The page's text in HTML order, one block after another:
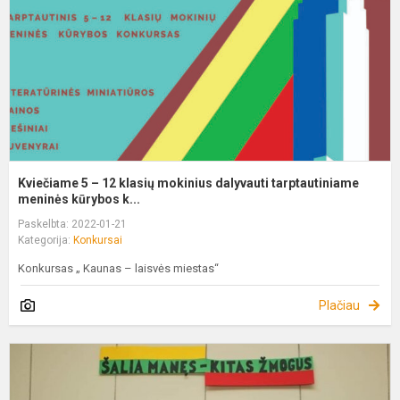
Kviečiame 5 – 12 klasių mokinius dalyvauti tarptautiniame
meninės kūrybos k...
Paskelbta: 2022-01-21
Kategorija: Konkursai
Konkursas „ Kaunas – laisvės miestas“
Plačiau